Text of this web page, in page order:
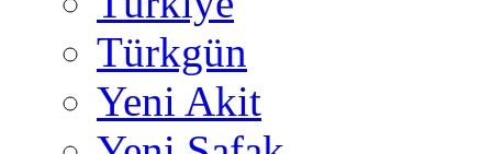
Türkgün
Yeni Akit